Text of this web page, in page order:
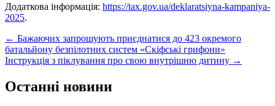
Додаткова інформація: https://tax.gov.ua/deklaratsiyna-kampaniya-
2025.
Post
navigation
← Бажаючих запрошують приєднатися до 423 окремого
батальйону безпілотних систем «Скіфські грифони»
Інструкція з піклування про свою внутрішню дитину →
Останні новини